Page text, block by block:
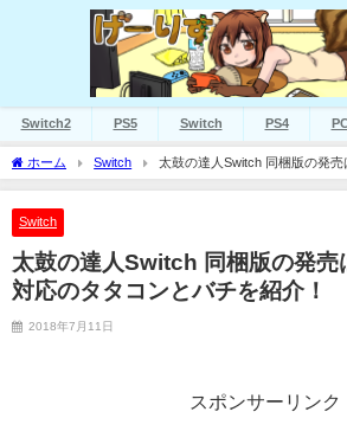
Switch2 PS5 Switch PS4
ホーム Switch
太鼓の達人Switch 同梱版の発売
ンとバチを紹介！
Switch
太鼓の達人Switch 同梱版の発
対応のタタコンとバチを紹介！
2018年7月11日
スポンサーリンク